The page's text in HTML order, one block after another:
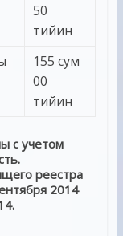
50
тийин
155 сум
00
тийин
с учетом
реестра
2014